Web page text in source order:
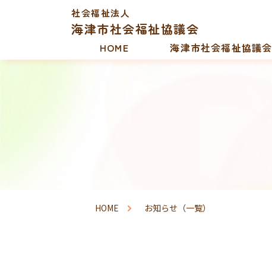
社会福祉法人
海津市社会福祉協議会
HOME 海津市社会福祉協議会
HOME お知らせ（一覧）